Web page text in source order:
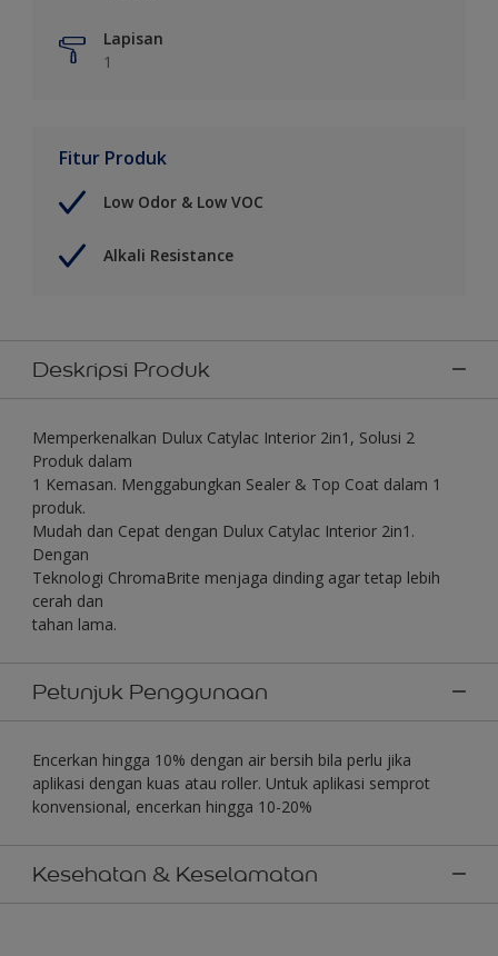
Lapisan
1
Fitur Produk
Low Odor & Low VOC
Alkali Resistance
Deskripsi Produk
Memperkenalkan Dulux Catylac Interior 2in1, Solusi 2
Produk dalam
1 Kemasan. Menggabungkan Sealer & Top Coat dalam 1
produk.
Mudah dan Cepat dengan Dulux Catylac Interior 2in1.
Dengan
Teknologi ChromaBrite menjaga dinding agar tetap lebih
cerah dan
tahan lama.
Petunjuk Penggunaan
Encerkan hingga 10% dengan air bersih bila perlu jika
aplikasi dengan kuas atau roller. Untuk aplikasi semprot
konvensional, encerkan hingga 10-20%
Kesehatan & Keselamatan